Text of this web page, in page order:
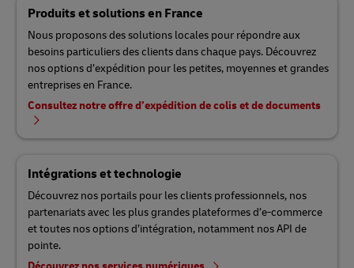
Produits et solutions en France
Nous proposons des solutions locales pour répondre aux
besoins particuliers des clients dans chaque pays. Découvrez
nos options d’expédition pour les petites, moyennes et grandes
entreprises en France.
Consultez notre offre d’expédition de colis et de documents
Intégrations et technologie
Découvrez nos portails pour les clients professionnels, nos
partenariats avec les plus grandes plateformes d’e-commerce
et toutes nos options d’intégration, notamment nos API de
pointe.